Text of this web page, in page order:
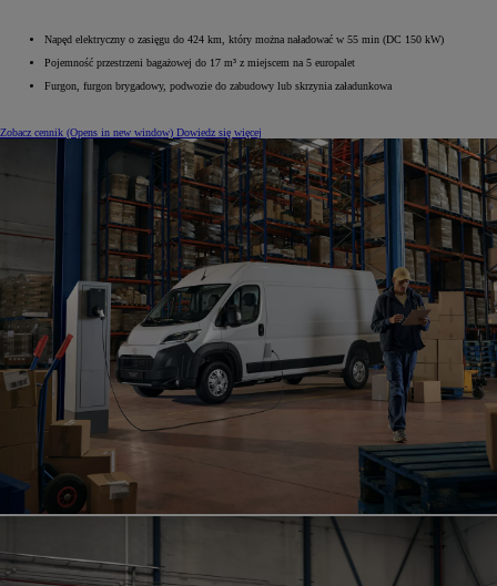
Napęd elektryczny o zasięgu do 424 km, który można naładować w 55 min (DC 150 kW)
Pojemność przestrzeni bagażowej do 17 m³ z miejscem na 5 europalet
Furgon, furgon brygadowy, podwozie do zabudowy lub skrzynia załadunkowa
Zobacz cennik (Opens in new window) Dowiedz się więcej